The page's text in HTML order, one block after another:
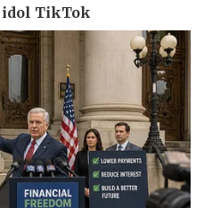
Thị trường
Giá vàng
Tiêu dùng
Tỷ giá
Chứng khoán
Giá cà phê